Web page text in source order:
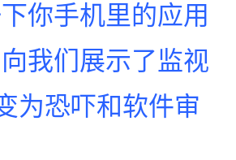
你手机里的应用
我们展示了监视
为恐吓和软件审